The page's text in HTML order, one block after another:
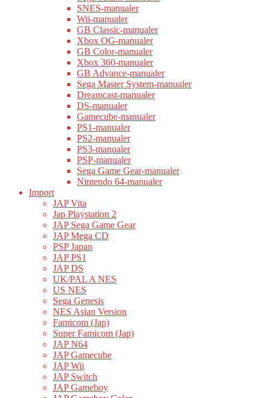
SNES-manualer
Wii-manualer
GB Classic-manualer
Xbox OG-manualer
GB Color-manualer
Xbox 360-manualer
GB Advance-manualer
Sega Master System-manualer
Dreamcast-manualer
DS-manualer
Gamecube-manualer
PS1-manualer
PS2-manualer
PS3-manualer
PSP-manualer
Sega Game Gear-manualer
Nintendo 64-manualer
Import
JAP Vita
Jap Playstation 2
JAP Sega Game Gear
JAP Mega CD
PSP Japan
JAP PS1
JAP DS
UK/PAL A NES
US NES
Sega Genesis
NES Asian Version
Famicom (Jap)
Super Famicom (Jap)
JAP N64
JAP Gamecube
JAP Wii
JAP Switch
JAP Gameboy